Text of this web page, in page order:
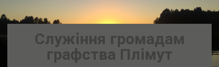
Служіння громадам
графства Плімут